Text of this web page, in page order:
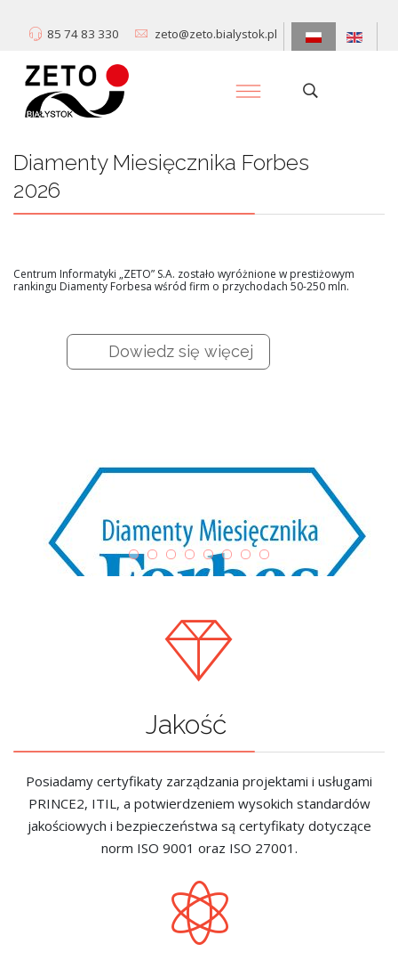
85 74 83 330 zeto@zeto.bialystok.pl
Diamenty Miesięcznika Forbes
2026
Centrum Informatyki „ZETO” S.A. zostało wyróżnione w prestiżowym
rankingu Diamenty Forbesa wśród firm o przychodach 50-250 mln.
Dowiedz się więcej
Jakość
Posiadamy certyfikaty zarządzania projektami i usługami
PRINCE2, ITIL, a potwierdzeniem wysokich standardów
jakościowych i bezpieczeństwa są certyfikaty dotyczące
norm ISO 9001 oraz ISO 27001.